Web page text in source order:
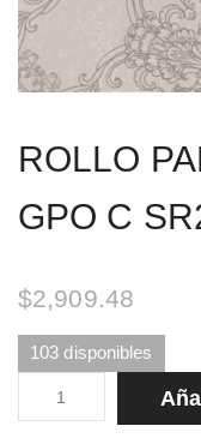
ROLLO
GPO C
$2,909.48
103 disponibles
ROLLO
PAPEL